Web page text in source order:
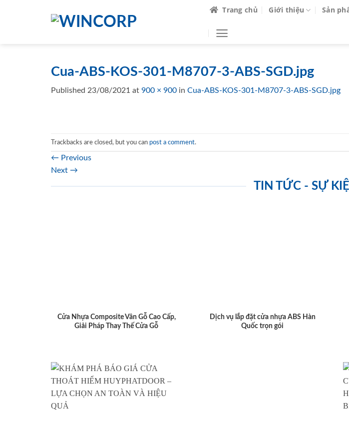
Trang chủ Giới thiệu Sản
Cua-ABS-KOS-301-M8707-3-ABS-SGD.jpg
Published 23/08/2021 at 900 × 900 in Cua-ABS-KOS-301-M8707-3-ABS-SGD.jpg
Trackbacks are closed, but you can post a comment.
← Previous
Next →
TIN TỨC - SỰ
Cửa Nhựa Composite Vân Gỗ Cao Cấp,
Giải Pháp Thay Thế Cửa Gỗ
Dịch vụ lắp đặt cửa nhựa ABS Hàn
Quốc trọn gói